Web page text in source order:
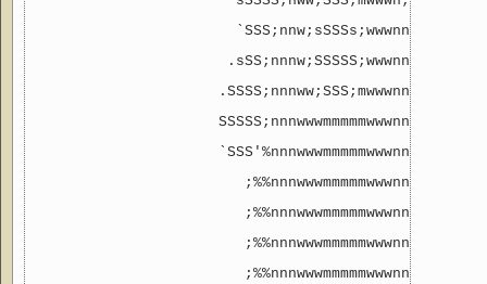
                       `SSS;nnw;sSSSs;wwwnnn;SSSs
                      .sSS;nnnw;SSSSS;wwwnnn%;SSS
                     .SSSS;nnnww;SSS;mwwwnnn%;SS'
                     SSSSS;nnnwwwmmmmmwwwnnn%%;
                     `SSS'%nnnwwwmmmmmwwwnnn%%;
                        ;%%nnnwwwmmmmmwwwnnn%%;
                        ;%%nnnwwwmmmmmwwwnnn%%;
                        ;%%nnnwwwmmmmmwwwnnn%%;
                        ;%%nnnwwwmmmmmwwwnnn%%;